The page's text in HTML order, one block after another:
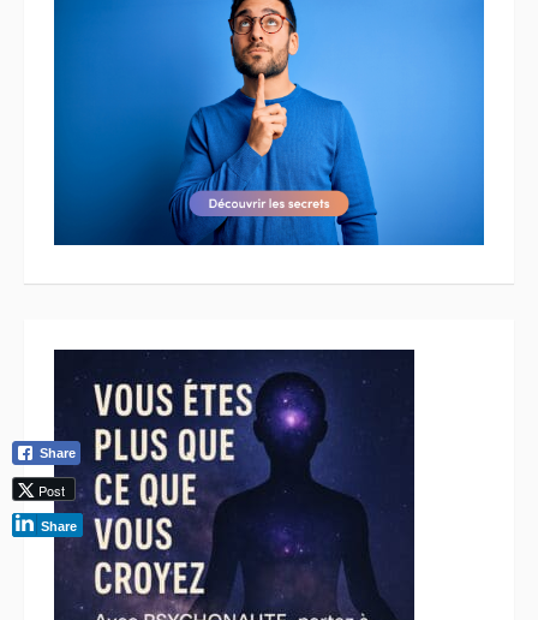
Share
Post
Share